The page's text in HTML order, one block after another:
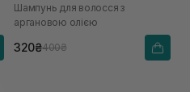
мл
Шампунь для волосся з
аргановою олією
320₴400₴